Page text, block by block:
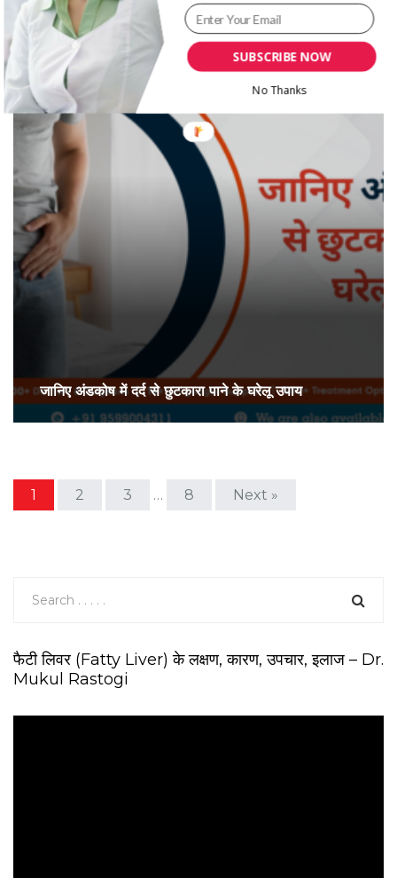
पीरियड्स के दौरान रक्त प्रवाह बढ़ाने के उपाय
जानिए अंडकोष में दर्द से छुटकारा पाने के घरेलू उपाय
1 2 3 … 8 Next »
फैटी लिवर (Fatty Liver) के लक्षण, कारण, उपचार, इलाज – Dr.
Mukul Rastogi
SUBSCRIBE NOW
No Thanks